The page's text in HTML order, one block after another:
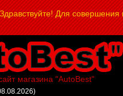
Здравствуйте! Для
магазина "AutoBest"